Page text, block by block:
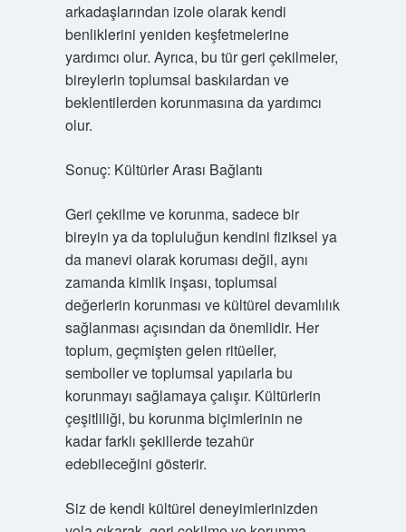
arkadaşlarından izole olarak kendi
benliklerini yeniden keşfetmelerine
yardımcı olur. Ayrıca, bu tür geri çekilmeler,
bireylerin toplumsal baskılardan ve
beklentilerden korunmasına da yardımcı
olur.
Sonuç: Kültürler Arası Bağlantı
Geri çekilme ve korunma, sadece bir
bireyin ya da topluluğun kendini fiziksel ya
da manevi olarak koruması değil, aynı
zamanda kimlik inşası, toplumsal
değerlerin korunması ve kültürel devamlılık
sağlanması açısından da önemlidir. Her
toplum, geçmişten gelen ritüeller,
semboller ve toplumsal yapılarla bu
korunmayı sağlamaya çalışır. Kültürlerin
çeşitliliği, bu korunma biçimlerinin ne
kadar farklı şekillerde tezahür
edebileceğini gösterir.
Siz de kendi kültürel deneyimlerinizden